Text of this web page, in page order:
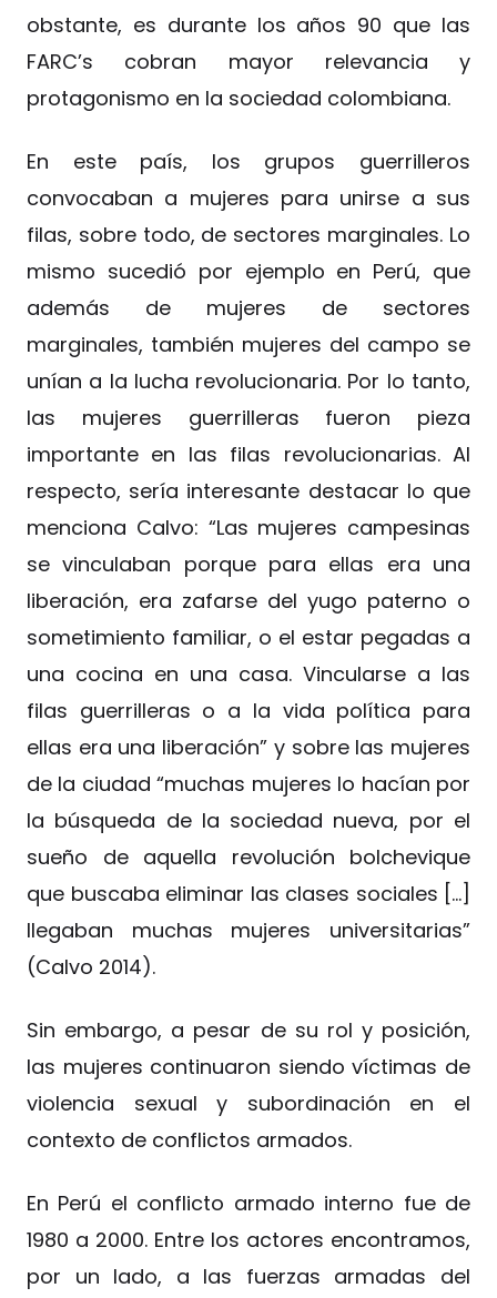
obstante, es durante los años 90 que las
FARC’s cobran mayor relevancia y
protagonismo en la sociedad colombiana.
En este país, los grupos guerrilleros
convocaban a mujeres para unirse a sus
filas, sobre todo, de sectores marginales. Lo
mismo sucedió por ejemplo en Perú, que
además de mujeres de sectores
marginales, también mujeres del campo se
unían a la lucha revolucionaria. Por lo tanto,
las mujeres guerrilleras fueron pieza
importante en las filas revolucionarias. Al
respecto, sería interesante destacar lo que
menciona Calvo: “Las mujeres campesinas
se vinculaban porque para ellas era una
liberación, era zafarse del yugo paterno o
sometimiento familiar, o el estar pegadas a
una cocina en una casa. Vincularse a las
filas guerrilleras o a la vida política para
ellas era una liberación” y sobre las mujeres
de la ciudad “muchas mujeres lo hacían por
la búsqueda de la sociedad nueva, por el
sueño de aquella revolución bolchevique
que buscaba eliminar las clases sociales […]
llegaban muchas mujeres universitarias”
(Calvo 2014).
Sin embargo, a pesar de su rol y posición,
las mujeres continuaron siendo víctimas de
violencia sexual y subordinación en el
contexto de conflictos armados.
En Perú el conflicto armado interno fue de
1980 a 2000. Entre los actores encontramos,
por un lado, a las fuerzas armadas del